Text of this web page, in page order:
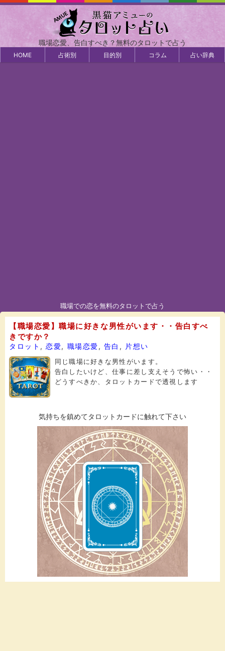
職場恋愛、告白すべき？無料のタロットで占う
HOME 占術別 目的別 コラム 占い辞典
職場での恋を無料のタロットで占う
【職場恋愛】職場に好きな男性がいます・・告白すべ
きですか？
タロット ,恋愛, 職場恋愛, 告白 ,
片想い
同じ職場に好きな男性がいます。
告白したいけど、仕事に差し支えそうで怖い・・
どうすべきか、タロットカードで透視します
気持ちを鎮めてタロットカードに触れて下さい